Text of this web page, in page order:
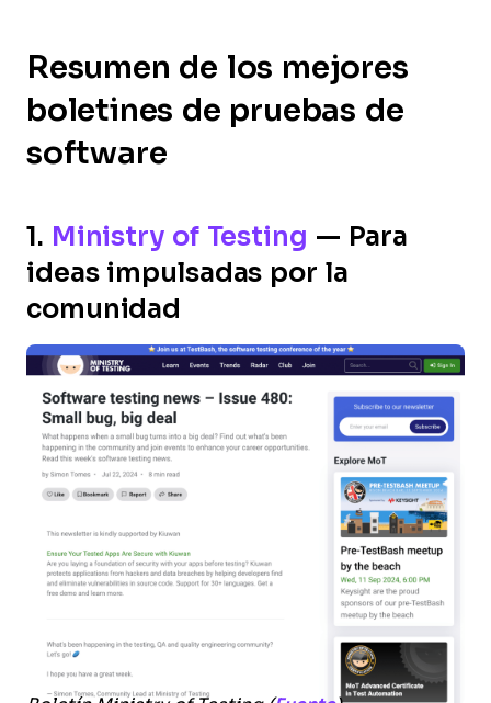
Resumen de los mejores
boletines de pruebas de
software
1. Ministry of Testing — Para
ideas impulsadas por la
comunidad